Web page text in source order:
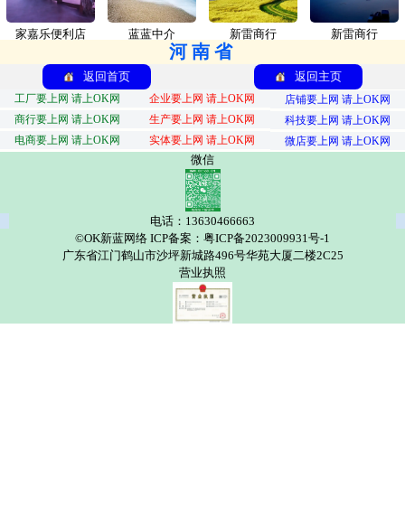
家嘉乐便利店 蓝蓝中介 新雷商行 新雷商行
河南省
返回首页 返回主页
工厂要上网 请上OK网 企业要上网 请上OK网
店铺要上网 请上OK网
商行要上网 请上OK网
生产要上网 请上OK网
科技要上网 请上OK网
电商要上网 请上OK网
实体要上网 请上OK网 微店要上网 请上OK网
微信
电话：13630466663
©OK新蓝网络 ICP备案：粤ICP备2023009931号-1
广东省江门鹤山市沙坪新城路496号华苑大厦二楼2C25
营业执照